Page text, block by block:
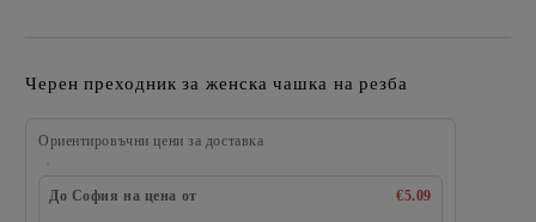
Черен преходник за женска чашка на резба
Ориентировъчни цени за доставка
До София на цена от
€5.09